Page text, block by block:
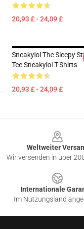
20,93 £ - 24,09 £
Sneakylol The Sleepy
Tee Sneakylol T-Shirts
20,93 £ - 24,09 £
Weltweiter
Wir versenden in über
Internationale
Im Nutzungsland